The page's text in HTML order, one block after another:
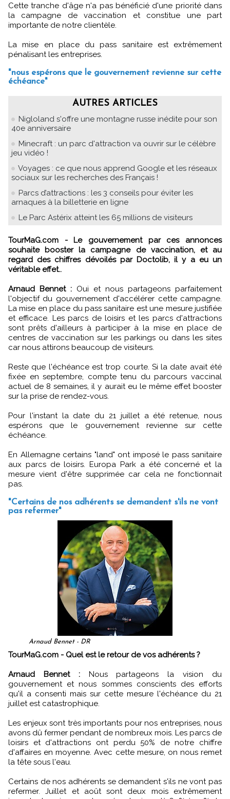
Cette tranche d'âge n'a pas bénéficié d'une priorité dans
la campagne de vaccination et constitue une part
importante de notre clientèle.
La mise en place du pass sanitaire est extrêmement
pénalisant les entreprises.
"nous espérons que le gouvernement revienne sur cette
échéance"
AUTRES ARTICLES
Nigloland s'offre une montagne russe inédite pour son
40e anniversaire
Minecraft : un parc d'attraction va ouvrir sur le célèbre
jeu vidéo !
Voyages : ce que nous apprend Google et les réseaux
sociaux sur les recherches des Français !
Parcs d’attractions : les 3 conseils pour éviter les
arnaques à la billetterie en ligne
Le Parc Astérix atteint les 65 millions de visiteurs
TourMaG.com - Le gouvernement par ces annonces
souhaite booster la campagne de vaccination, et au
regard des chiffres dévoilés par Doctolib, il y a eu un
véritable effet..
Arnaud Bennet : Oui et nous partageons parfaitement
l'objectif du gouvernement d'accélérer cette campagne.
La mise en place du pass sanitaire est une mesure justifiée
et efficace. Les parcs de loisirs et les parcs d'attractions
sont prêts d'ailleurs à participer à la mise en place de
centres de vaccination sur les parkings ou dans les sites
car nous attirons beaucoup de visiteurs.
Reste que l'échéance est trop courte. Si la date avait été
fixée en septembre, compte tenu du parcours vaccinal
actuel de 8 semaines, il y aurait eu le même effet booster
sur la prise de rendez-vous.
Pour l'instant la date du 21 juillet a été retenue, nous
espérons que le gouvernement revienne sur cette
échéance.
En Allemagne certains "land" ont imposé le pass sanitaire
aux parcs de loisirs. Europa Park a été concerné et la
mesure vient d'être supprimée car cela ne fonctionnait
pas.
"Certains de nos adhérents se demandent s'ils ne vont
pas refermer"
Arnaud Bennet - DR
TourMaG.com - Quel est le retour de vos adhérents ?
Arnaud Bennet :Nous partageons la vision du
gouvernement et nous sommes conscients des efforts
qu'il a consenti mais sur cette mesure l'échéance du 21
juillet est catastrophique.
Les enjeux sont très importants pour nos entreprises, nous
avons dû fermer pendant de nombreux mois. Les parcs de
loisirs et d'attractions ont perdu 50% de notre chiffre
d'affaires en moyenne. Avec cette mesure, on nous remet
la tête sous l'eau.
Certains de nos adhérents se demandent s'ils ne vont pas
refermer. Juillet et août sont deux mois extrêmement